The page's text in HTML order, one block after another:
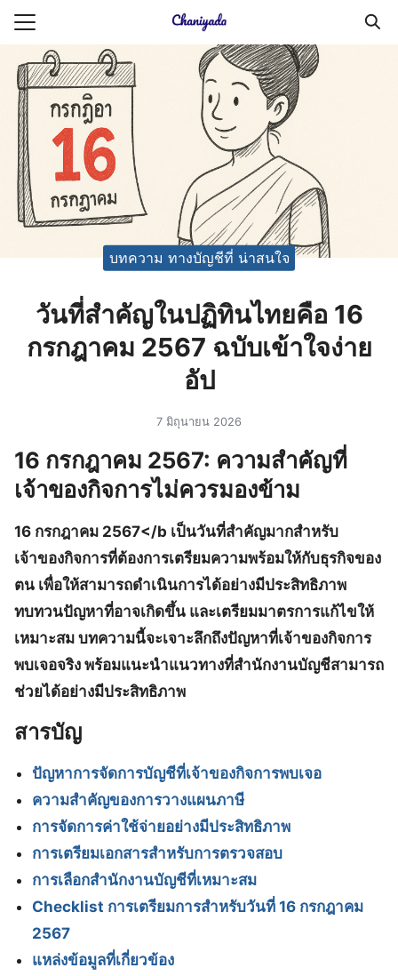
Skip
content
ยความเป็นส่วนตัว
ญชี (Accounting service)
ญชี (Accounting
Search
for:
บทความ ทางบัญชีที่ น่าสนใจ
วันที่สำคัญในปฏิทินไทยคือ 16
กรกฎาคม 2567 ฉบับเข้าใจง่าย
อัป
7 มิถุนายน 2026
16 กรกฎาคม 2567: ความสำคัญที่
เจ้าของกิจการไม่ควรมองข้าม
16 กรกฎาคม 2567</b เป็นวันที่สำคัญมากสำหรับ
เจ้าของกิจการที่ต้องการเตรียมความพร้อมให้กับธุรกิจของ
ตน เพื่อให้สามารถดำเนินการได้อย่างมีประสิทธิภาพ
ทบทวนปัญหาที่อาจเกิดขึ้น และเตรียมมาตรการแก้ไขให้
เหมาะสม บทความนี้จะเจาะลึกถึงปัญหาที่เจ้าของกิจการ
พบเจอจริง พร้อมแนะนำแนวทางที่สำนักงานบัญชีสามารถ
ช่วยได้อย่างมีประสิทธิภาพ
สารบัญ
ปัญหาการจัดการบัญชีที่เจ้าของกิจการพบเจอ
ความสำคัญของการวางแผนภาษี
การจัดการค่าใช้จ่ายอย่างมีประสิทธิภาพ
การเตรียมเอกสารสำหรับการตรวจสอบ
การเลือกสำนักงานบัญชีที่เหมาะสม
Checklist การเตรียมการสำหรับวันที่ 16 กรกฎาคม
2567
แหล่งข้อมูลที่เกี่ยวข้อง